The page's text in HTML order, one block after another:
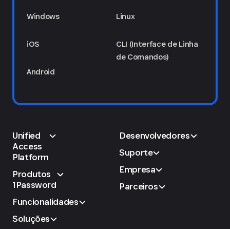
Windows
iOS
Android
Linux
CLI (Interface de Linha
de Comandos)
Unified
Access
Platform
Produtos
1Password
Funcionalidades
Soluções
Desenvolvedores
Suporte
Empresa
Parceiros